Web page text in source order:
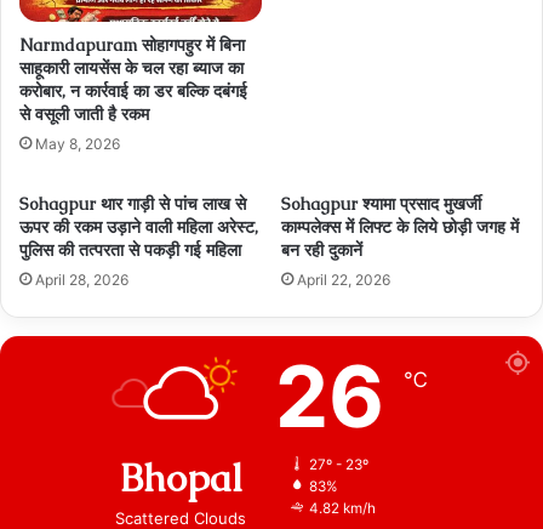
Narmdapuram सोहागपहुर में बिना
साहूकारी लायसेंस के चल रहा ब्‍याज का
करोबार, न कार्रवाई का डर बल्कि दबंगई
से वसूली जाती है रकम
May 8, 2026
Sohagpur थार गाड़ी से पांच लाख से
ऊपर की रकम उड़ाने वाली महिला अरेस्ट,
पुलिस की तत्परता से पकड़ी गई महिला
April 28, 2026
Sohagpur श्यामा प्रसाद मुखर्जी
काम्पलेक्स में लिफ्ट के लिये छोड़ी जगह में
बन रही दुकानें
April 22, 2026
Bhopal
Scattered Clouds
26 ℃
27º - 23º
83%
4.82 km/h